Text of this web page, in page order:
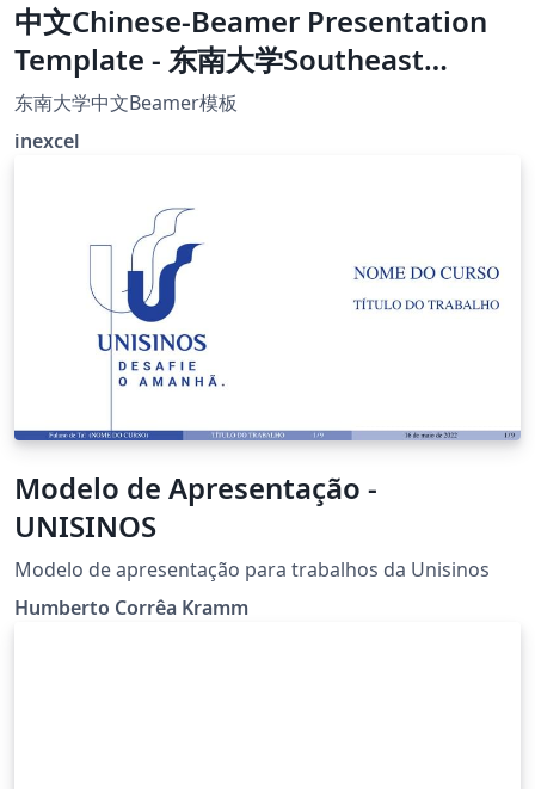
中文Chinese-Beamer Presentation
Template - 东南大学Southeast
University, China
东南大学中文Beamer模板
inexcel
Modelo de Apresentação -
UNISINOS
Modelo de apresentação para trabalhos da Unisinos
Humberto Corrêa Kramm